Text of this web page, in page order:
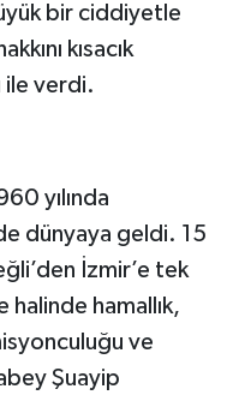
bir ciddiyetle
kısacık
ile verdi.
yılında
dünyaya geldi. 15
İzmir’e tek
halinde hamallık,
ve
Şuayip